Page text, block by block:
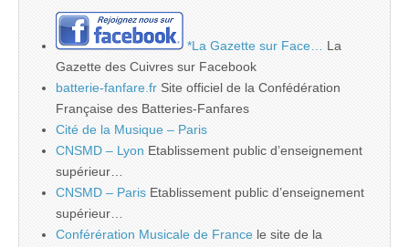
*La Gazette sur Face…
La
Gazette des Cuivres sur Facebook
batterie-fanfare.fr Site officiel de la Confédération
Française des Batteries-Fanfares
Cité de la Musique – Paris
CNSMD – Lyon Etablissement public d’enseignement
supérieur…
CNSMD – Paris Etablissement public d’enseignement
supérieur…
Conférération Musicale de France le site de la